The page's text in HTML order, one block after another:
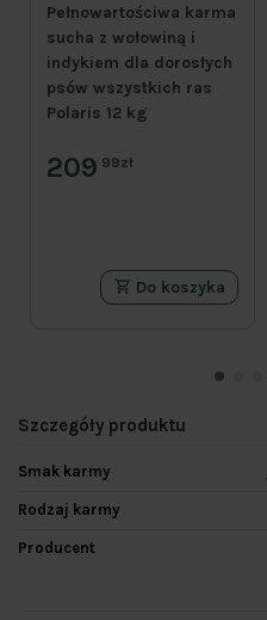
Pełnowartościwa karma
sucha z wołowiną i
indykiem dla dorosłych
psów wszystkich ras
Polaris 12 kg
209 99zł
Do koszyka
Szczegóły produktu
Smak karmy
Rodzaj karmy
Producent